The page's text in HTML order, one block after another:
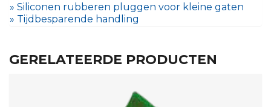
» Siliconen rubberen pluggen voor kleine gaten
» Tijdbesparende handling
GERELATEERDE PRODUCTEN